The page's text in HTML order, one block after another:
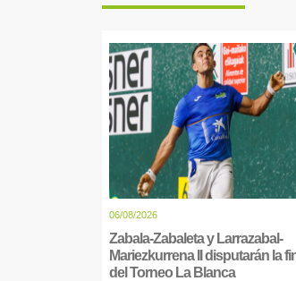
06/08/2026
Zabala-Zabaleta y Larrazabal-
Mariezkurrena II disputarán la
del Torneo La Blanca